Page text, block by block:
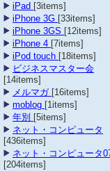
iPad [3items]
iPhone 3G [33items]
iPhone 3GS [12items]
iPhone 4 [7items]
iPod touch [18items]
ビジネスマスター会
[14items]
メルマガ [16items]
moblog [1items]
年別 [5items]
ネット・コンピュータ
[436items]
ネット・コンピュータ
[204items]